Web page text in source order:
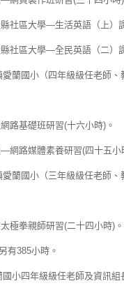
社區大學—生活英語（上）
社區大學—全民英語（二）
蘭國小（四年級級任老師
路基礎班研習(十六小時)。
網路媒體素養研習(四十五小
蘭國小（三年級級任老師
極拳親師研習(二十四小時)。
有385小時。
小四年級級任老師及資訊組